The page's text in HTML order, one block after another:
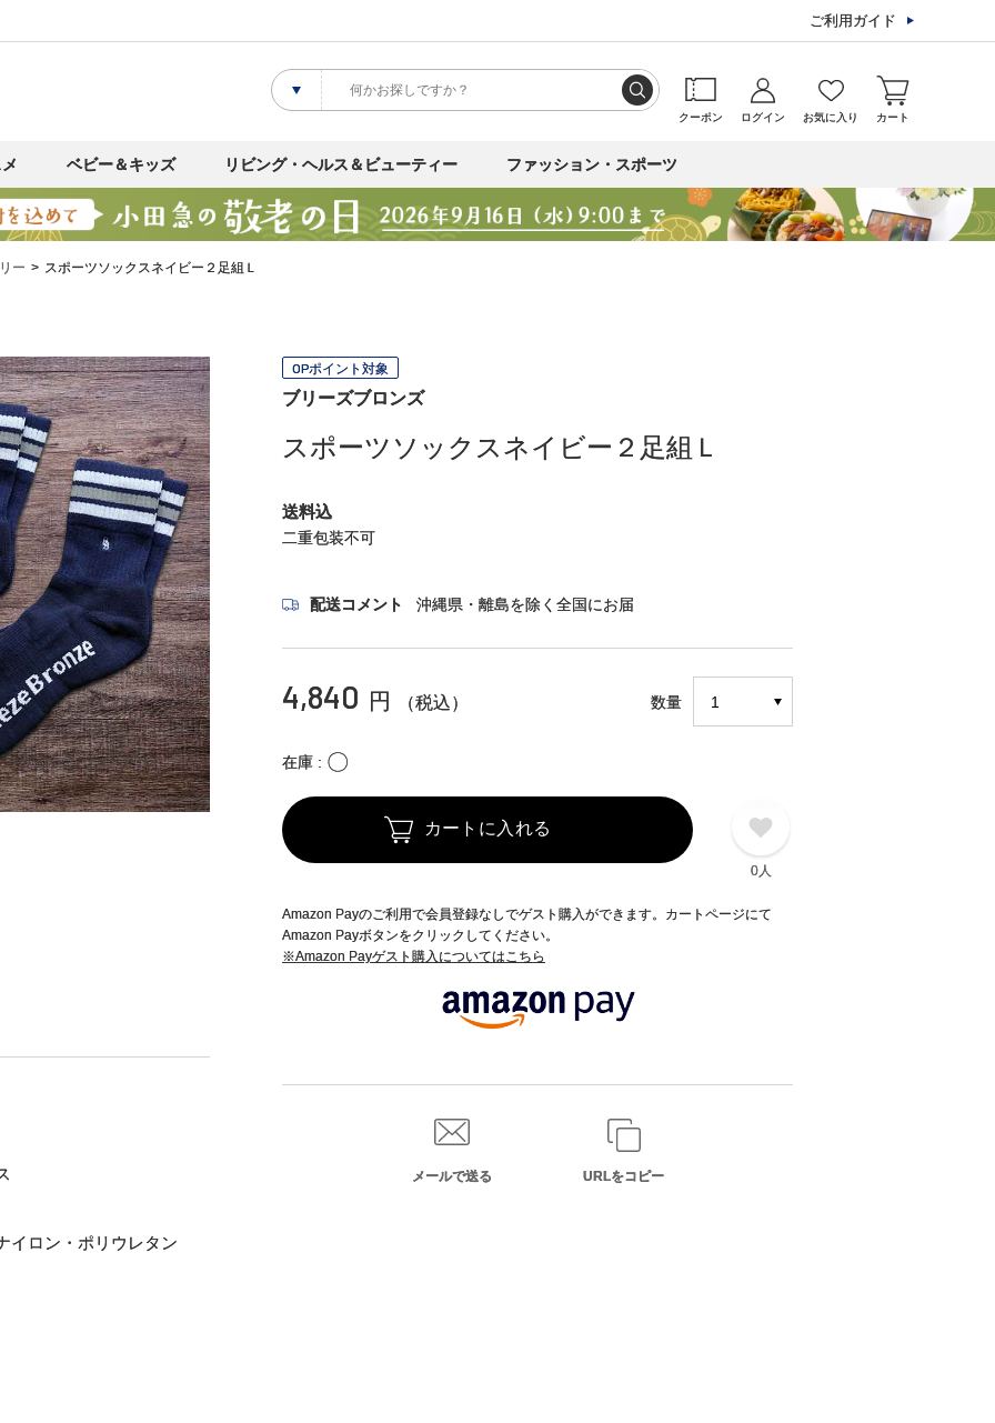
ご利用ガイド
クーポン ログイン お気に入り カート
ベビー＆キッズ リビング・ヘルス＆ビューティー ファッション・スポーツ
ー スポーツソックスネイビー２足組Ｌ
OPポイント対象
ブリーズブロンズ
スポーツソックスネイビー２足組Ｌ
送料込
二重包装不可
配送コメント 沖縄県・離島を除く全国にお届
4,840 円 （税込） 数量
在庫 〇
カートに入れる
0人
Amazon Payのご利用で会員登録なしでゲスト購入ができます。カートページにて
Amazon Payボタンをクリックしてください。
※Amazon Payゲスト購入についてはこちら
メールで送る URLをコピー
イロン・ポリウレタン